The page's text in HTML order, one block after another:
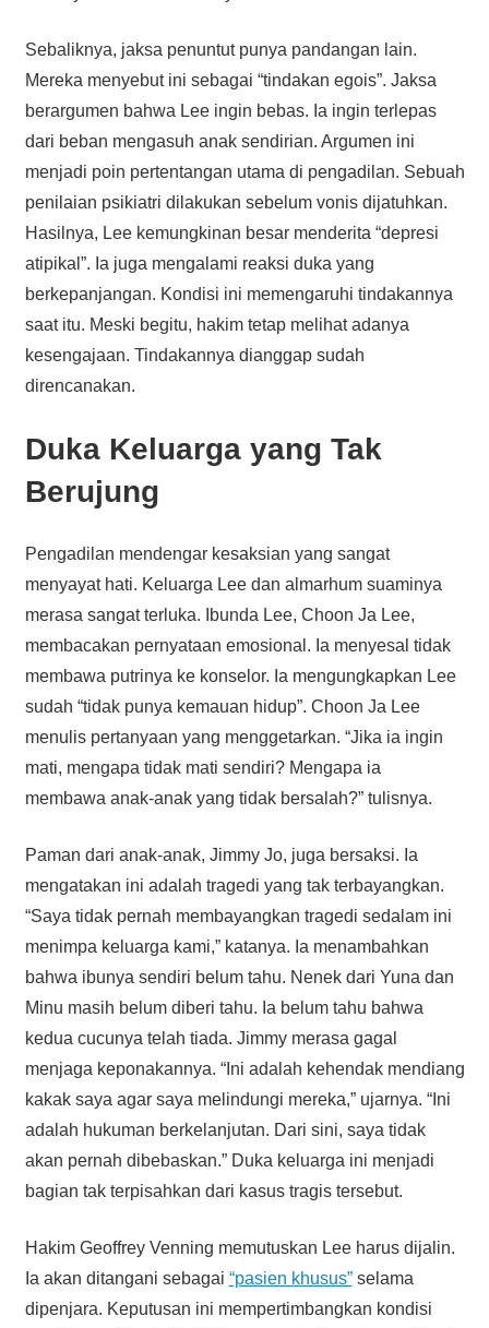
Sebaliknya, jaksa penuntut punya pandangan lain.
Mereka menyebut ini sebagai “tindakan egois”. Jaksa
berargumen bahwa Lee ingin bebas. Ia ingin terlepas
dari beban mengasuh anak sendirian. Argumen ini
menjadi poin pertentangan utama di pengadilan. Sebuah
penilaian psikiatri dilakukan sebelum vonis dijatuhkan.
Hasilnya, Lee kemungkinan besar menderita “depresi
atipikal”. Ia juga mengalami reaksi duka yang
berkepanjangan. Kondisi ini memengaruhi tindakannya
saat itu. Meski begitu, hakim tetap melihat adanya
kesengajaan. Tindakannya dianggap sudah
direncanakan.
Duka Keluarga yang Tak
Berujung
Pengadilan mendengar kesaksian yang sangat
menyayat hati. Keluarga Lee dan almarhum suaminya
merasa sangat terluka. Ibunda Lee, Choon Ja Lee,
membacakan pernyataan emosional. Ia menyesal tidak
membawa putrinya ke konselor. Ia mengungkapkan Lee
sudah “tidak punya kemauan hidup”. Choon Ja Lee
menulis pertanyaan yang menggetarkan. “Jika ia ingin
mati, mengapa tidak mati sendiri? Mengapa ia
membawa anak-anak yang tidak bersalah?” tulisnya.
Paman dari anak-anak, Jimmy Jo, juga bersaksi. Ia
mengatakan ini adalah tragedi yang tak terbayangkan.
“Saya tidak pernah membayangkan tragedi sedalam ini
menimpa keluarga kami,” katanya. Ia menambahkan
bahwa ibunya sendiri belum tahu. Nenek dari Yuna dan
Minu masih belum diberi tahu. Ia belum tahu bahwa
kedua cucunya telah tiada. Jimmy merasa gagal
menjaga keponakannya. “Ini adalah kehendak mendiang
kakak saya agar saya melindungi mereka,” ujarnya. “Ini
adalah hukuman berkelanjutan. Dari sini, saya tidak
akan pernah dibebaskan.” Duka keluarga ini menjadi
bagian tak terpisahkan dari kasus tragis tersebut.
Hakim Geoffrey Venning memutuskan Lee harus dijalin.
Ia akan ditangani sebagai “pasien khusus”selama
dipenjara. Keputusan ini mempertimbangkan kondisi